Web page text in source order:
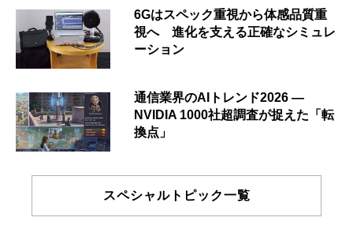
6Gはスペック重視から体感品質重
視へ 進化を支える正確なシミュレ
ーション
通信業界のAIトレンド2026 ―
NVIDIA 1000社超調査が捉えた「転
換点」
スペシャルトピック一覧